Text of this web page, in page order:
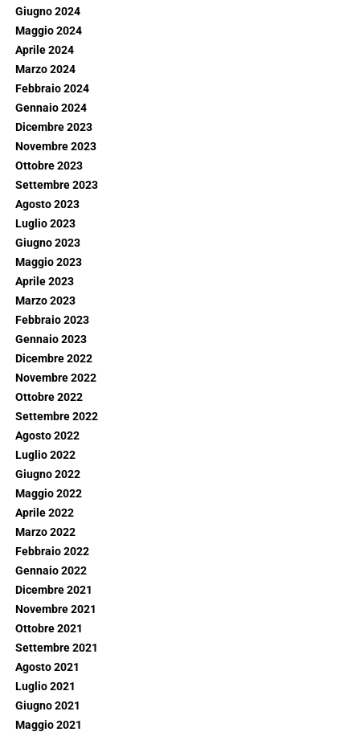
Giugno 2024
Maggio 2024
Aprile 2024
Marzo 2024
Febbraio 2024
Gennaio 2024
Dicembre 2023
Novembre 2023
Ottobre 2023
Settembre 2023
Agosto 2023
Luglio 2023
Giugno 2023
Maggio 2023
Aprile 2023
Marzo 2023
Febbraio 2023
Gennaio 2023
Dicembre 2022
Novembre 2022
Ottobre 2022
Settembre 2022
Agosto 2022
Luglio 2022
Giugno 2022
Maggio 2022
Aprile 2022
Marzo 2022
Febbraio 2022
Gennaio 2022
Dicembre 2021
Novembre 2021
Ottobre 2021
Settembre 2021
Agosto 2021
Luglio 2021
Giugno 2021
Maggio 2021